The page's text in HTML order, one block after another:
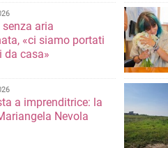
senza aria
«ci siamo portati
da casa»
a imprenditrice: la
Nevola